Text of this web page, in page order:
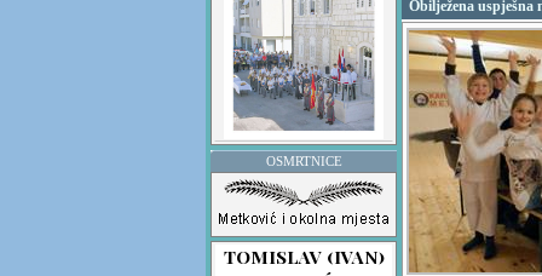
OSMRTNICE
Obilježena uspješna